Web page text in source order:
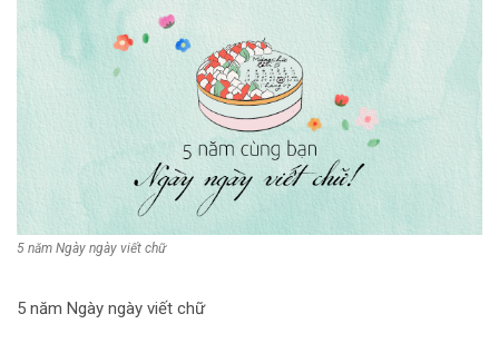
Dùng từ đặt câu
Ngòi bút người xưa
Người Việt với tiếng Việt
Học Viết Chữ
Sự Kiện Chữ
5 năm Ngày ngày viết chữ
5 năm Ngày ngày viết chữ